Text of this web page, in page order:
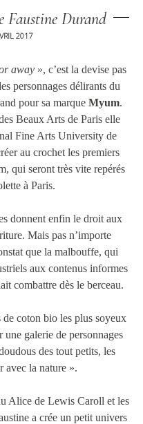
Faustine Durand
2017
away », c’est la devise pas
personnages délirants du
pour sa marque Myum.
Beaux Arts de Paris elle
Fine Arts University de
au crochet les premiers
qui seront très vite repérés
à Paris.
donnent enfin le droit aux
Mais pas n’importe
que la malbouffe, qui
aux contenus informes
combattre dès le berceau.
de coton bio les plus soyeux
une galerie de personnages
des tout petits, les
avec la nature ».
Alice de Lewis Caroll et les
a crée un petit univers